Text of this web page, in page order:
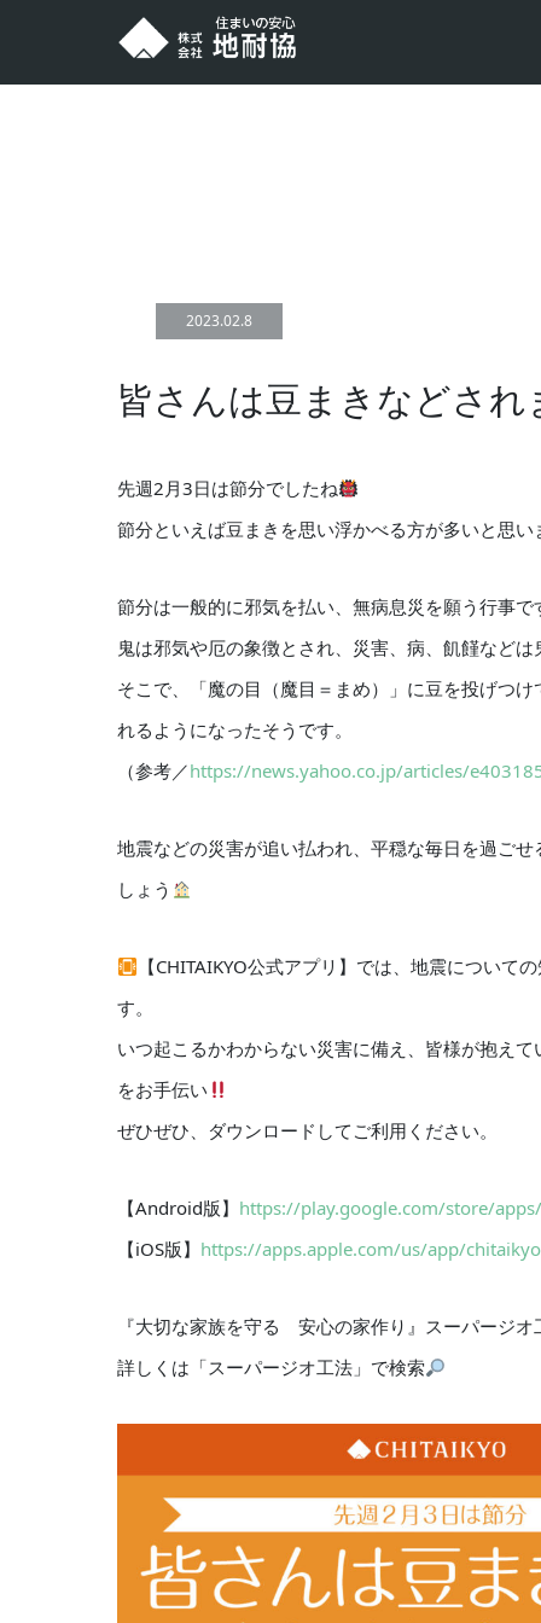
NEWS
皆さんは豆まきなどされましたか？
2023.02.8
皆さんは豆まきなどされ
先週2月3日は節分でしたね
節分といえば豆まきを思い浮かべる方が多いと思
節分は一般的に邪気を払い、無病息災を願う行事で
鬼は邪気や厄の象徴とされ、災害、病、飢饉など
そこで、「魔の目（魔目＝まめ）」に豆を投げつ
れるようになったそうです。
（参考／https://news.yahoo.co.jp/articles/
地震などの災害が追い払われ、平穏な毎日を過ご
しょう
【CHITAIKYO公式アプリ】では、地震につい
す。
いつ起こるかわからない災害に備え、皆様が抱え
をお手伝い
ぜひぜひ、ダウンロードしてご利用ください。
【Android版】 https://play.google.com/store/
【iOS版】 https://apps.apple.com/us/app/
『大切な家族を守る 安心の家作り』スーパージ
詳しくは「スーパージオ工法」で検索